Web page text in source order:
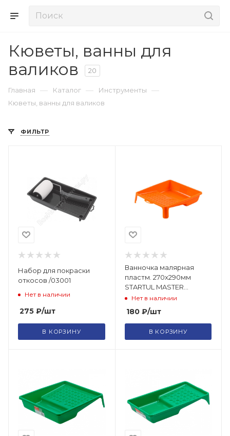
Кюветы, ванны для
валиков
20
Главная — Каталог — Инструменты —
Кюветы, ванны для валиков
ФИЛЬТР
Набор для покраски
откосов /03001
Нет в наличии
275 ₽/шт
В КОРЗИНУ
Ванночка малярная
пластм. 270х290мм
STARTUL MASTER
(ST0801-27-29)
Нет в наличии
180₽/шт
В КОРЗИНУ